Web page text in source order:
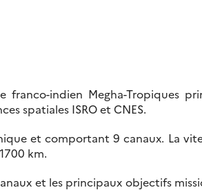
indien Megha-Tropiques
spatiales ISRO et CNES.
et comportant 9 canaux. La
km.
et les principaux objectifs